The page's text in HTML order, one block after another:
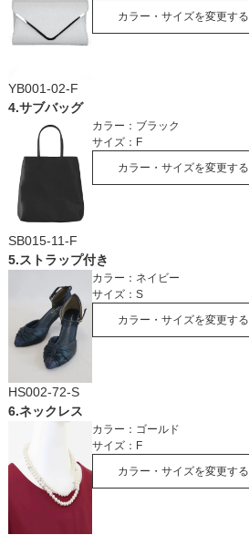
カラー・サイズを変更する
YB001-02-F
4.サブバッグ
カラー： ブラック
サイズ： F
カラー・サイズを変更する
SB015-11-F
5.ストラップ付き
カラー： ネイビー
サイズ： S
カラー・サイズを変更する
HS002-72-S
6.ネックレス
カラー： ゴールド
サイズ： F
カラー・サイズを変更する